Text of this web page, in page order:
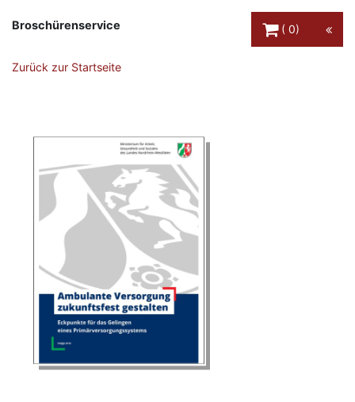
Broschürenservice
0
Zurück zur Startseite